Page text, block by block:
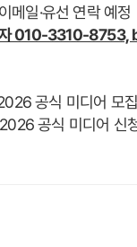
메일·유선 연락 예정
자 010-3310-
공식 미디어 모
공식 미디어 신